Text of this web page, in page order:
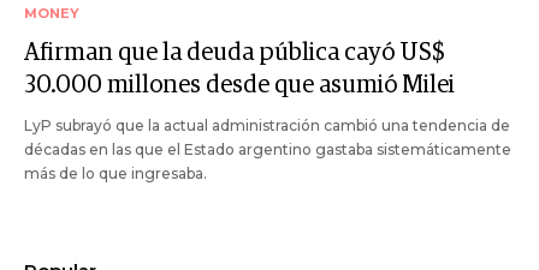
MONEY
Afirman que la deuda pública cayó US$
30.000 millones desde que asumió Milei
LyP subrayó que la actual administración cambió una tendencia de
décadas en las que el Estado argentino gastaba sistemáticamente
más de lo que ingresaba.